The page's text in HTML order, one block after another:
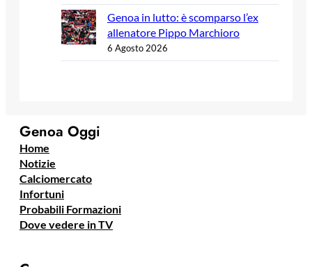
Genoa in lutto: è scomparso l’ex
allenatore Pippo Marchioro
6 Agosto 2026
Genoa Oggi
Home
Notizie
Calciomercato
Infortuni
Probabili Formazioni
Dove vedere in TV